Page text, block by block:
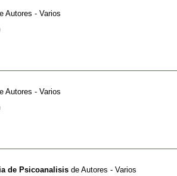
Autores - Varios
Autores - Varios
de Psicoanalisis de Autores - Varios